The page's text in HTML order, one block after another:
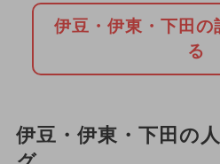
伊豆・伊東・下田の
る
伊豆・伊東・下田の